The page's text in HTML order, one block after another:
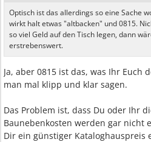
Optisch ist das allerdings so eine Sache
wirkt halt etwas "altbacken" und 0815.
so viel Geld auf den Tisch legen, dann
erstrebenswert.
Ja, aber 0815 ist das, was Ihr Euch
man mal klipp und klar sagen.
Das Problem ist, dass Du oder Ihr
Baunebenkosten werden gar nicht
Dir ein günstiger Kataloghauspreis